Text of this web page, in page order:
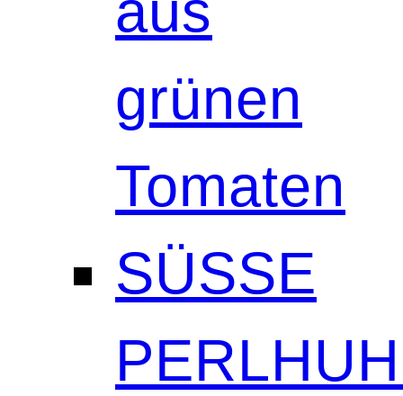
grünen
Tomaten
SÜSSE